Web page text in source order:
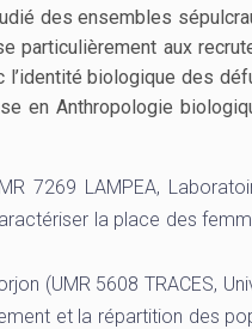
des ensembles
particulièrement aux
biologique des
en Anthropologie
7269 LAMPEA,
la place des
(UMR 5608 TRACES,
et la répartition des